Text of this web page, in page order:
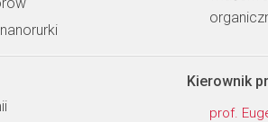
Kierownik
prof.